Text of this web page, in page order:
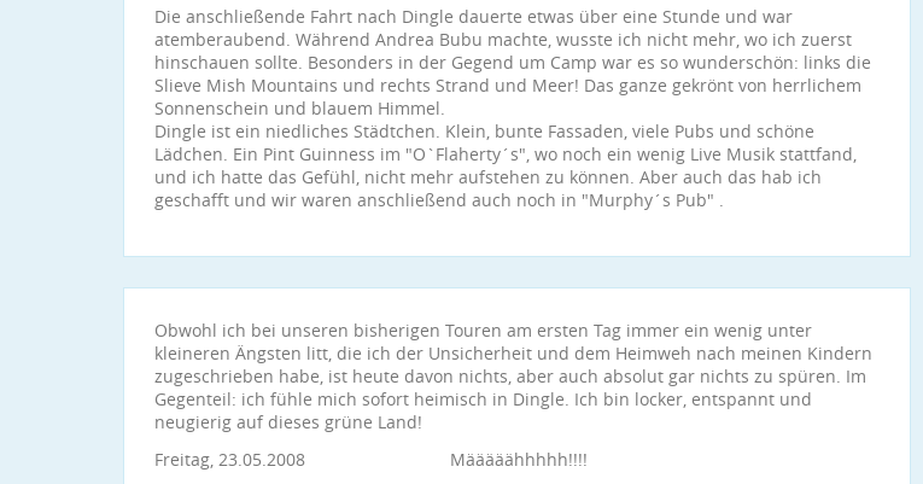
Die anschließende Fahrt nach Dingle dauerte etwas über eine Stunde und war
atemberaubend. Während Andrea Bubu machte, wusste ich nicht mehr, wo ich zuerst
hinschauen sollte. Besonders in der Gegend um Camp war es so wunderschön: links die
Slieve Mish Mountains und rechts Strand und Meer! Das ganze gekrönt von herrlichem
Sonnenschein und blauem Himmel.
Dingle ist ein niedliches Städtchen. Klein, bunte Fassaden, viele Pubs und schöne
Lädchen. Ein Pint Guinness im "O`Flaherty´s", wo noch ein wenig Live Musik stattfand,
und ich hatte das Gefühl, nicht mehr aufstehen zu können. Aber auch das hab ich
geschafft und wir waren anschließend auch noch in "Murphy´s Pub" .
Obwohl ich bei unseren bisherigen Touren am ersten Tag immer ein wenig unter
kleineren Ängsten litt, die ich der Unsicherheit und dem Heimweh nach meinen Kindern
zugeschrieben habe, ist heute davon nichts, aber auch absolut gar nichts zu spüren. Im
Gegenteil: ich fühle mich sofort heimisch in Dingle. Ich bin locker, entspannt und
neugierig auf dieses grüne Land!
Freitag, 23.05.2008 Määääähhhhh!!!!